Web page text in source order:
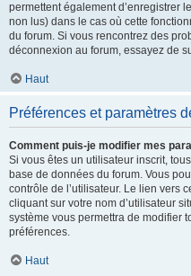
permettent également d’enregistrer
non lus) dans le cas où cette
du forum. Si vous rencontrez des
déconnexion au forum, essayez de
Haut
Préférences et paramètres
Comment puis-je modifier mes
Si vous êtes un utilisateur inscrit,
base de données du forum. Vous
contrôle de l’utilisateur. Le lien vers
cliquant sur votre nom d’utilisateur
système vous permettra de modifier
préférences.
Haut